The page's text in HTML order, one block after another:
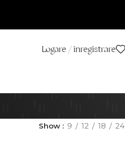
Logare / înregistrare
Show 9 12 18 24